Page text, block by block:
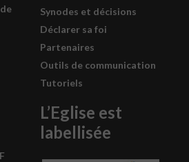
Synodes et décisions
Déclarer sa foi
Partenaires
Outils de communication
Tutoriels
L’Eglise est
labellisée